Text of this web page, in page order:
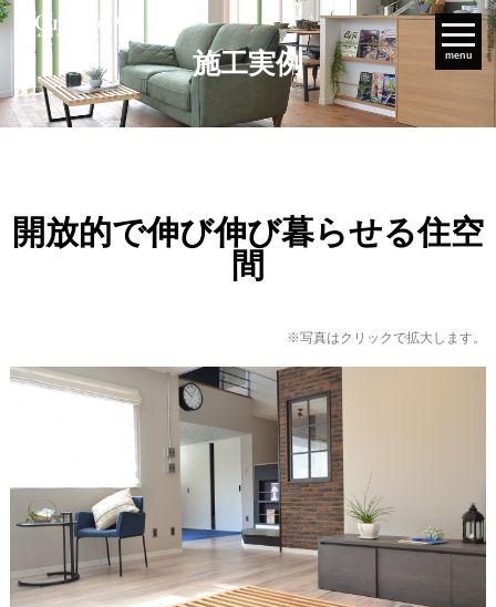
menu
施工実例
開放的で伸び伸び暮らせる住空
間
※写真はクリックで拡大します。